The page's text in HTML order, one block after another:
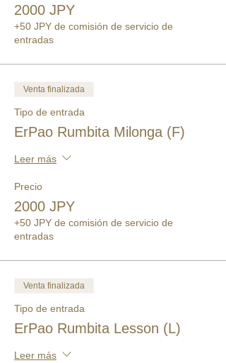
2000 JPY
+50 JPY de comisión de servicio de
entradas
Venta finalizada
Tipo de entrada
ErPao Rumbita Milonga (F)
Leer más
Precio
2000 JPY
+50 JPY de comisión de servicio de
entradas
Venta finalizada
Tipo de entrada
ErPao Rumbita Lesson (L)
Leer más